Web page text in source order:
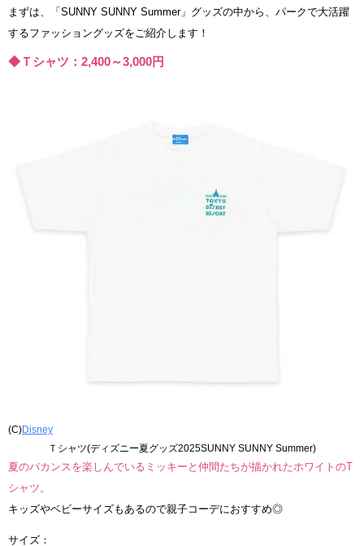
まずは、「SUNNY SUNNY Summer」グッズの中から、パークで大活躍
するファッショングッズをご紹介します！
◆Ｔシャツ：2,400～3,000円
(C)Disney
Ｔシャツ(ディズニー夏グッズ2025SUNNY SUNNY Summer)
夏のバカンスを楽しんでいるミッキーと仲間たちが描かれたホワイトのT
シャツ。
キッズやベビーサイズもあるので親子コーデにおすすめ◎
サイズ：